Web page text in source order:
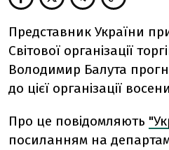
Представник України
Світової організації
Володимир Балута
до цієї організації
Про це повідомляють
посиланням на